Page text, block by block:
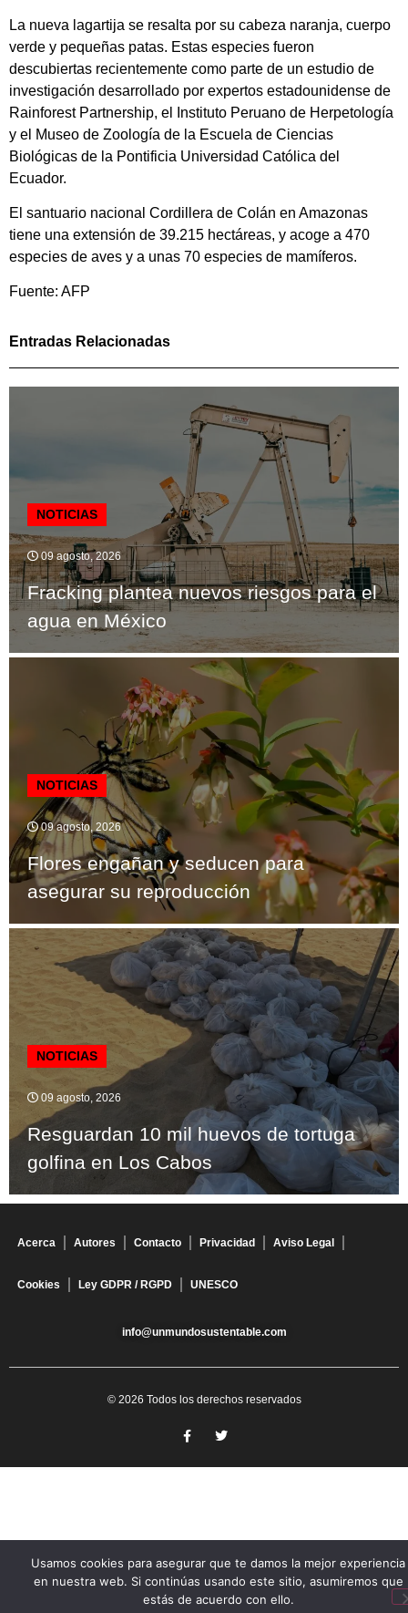
La nueva lagartija se resalta por su cabeza naranja, cuerpo
verde y pequeñas patas. Estas especies fueron
descubiertas recientemente como parte de un estudio de
investigación desarrollado por expertos estadounidense de
Rainforest Partnership, el Instituto Peruano de Herpetología
y el Museo de Zoología de la Escuela de Ciencias
Biológicas de la Pontificia Universidad Católica del
Ecuador.
El santuario nacional Cordillera de Colán en Amazonas
tiene una extensión de 39.215 hectáreas, y acoge a 470
especies de aves y a unas 70 especies de mamíferos.
Fuente: AFP
Entradas Relacionadas
NOTICIAS
09 agosto, 2026
Fracking plantea nuevos riesgos para el
agua en México
NOTICIAS
09 agosto, 2026
Flores engañan y seducen para
asegurar su reproducción
NOTICIAS
09 agosto, 2026
Resguardan 10 mil huevos de tortuga
golfina en Los Cabos
Acerca Autores Contacto Privacidad Aviso Legal
Cookies Ley GDPR / RGPD UNESCO
info@unmundosustentable.com
© 2026 Todos los derechos reservados
Usamos cookies para asegurar que te damos la mejor experiencia
en nuestra web. Si continúas usando este sitio, asumiremos que
estás de acuerdo con ello.